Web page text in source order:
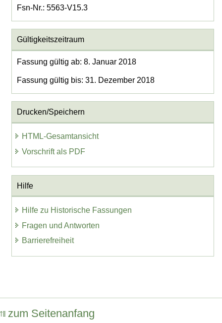
Fsn-Nr.: 5563-V15.3
Gültigkeitszeitraum
Fassung gültig ab: 8. Januar 2018
Fassung gültig bis: 31. Dezember 2018
Drucken/Speichern
HTML-Gesamtansicht
Vorschrift als PDF
Hilfe
Hilfe zu Historische Fassungen
Fragen und Antworten
Barrierefreiheit
zum Seitenanfang